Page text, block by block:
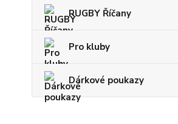
RUGBY Říčany
Pro kluby
Dárkové poukazy